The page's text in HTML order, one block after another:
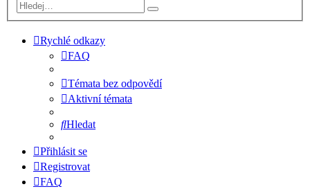
Rychlé odkazy
FAQ
Témata bez odpovědí
Aktivní témata
Hledat
Přihlásit se
Registrovat
FAQ